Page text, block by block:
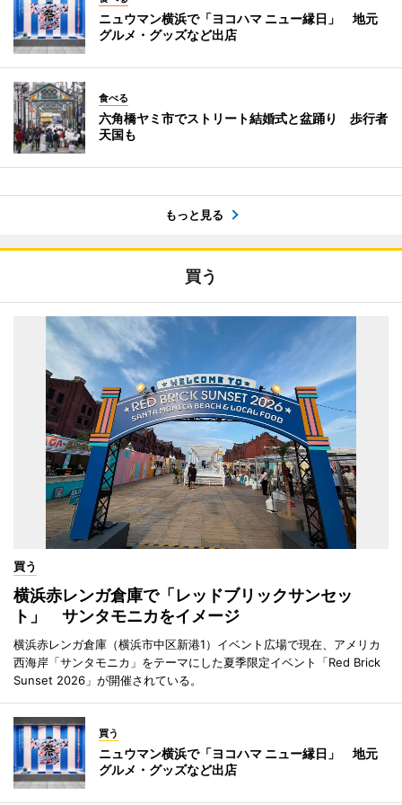
ニュウマン横浜で「ヨコハマ ニュー縁日」 地元
グルメ・グッズなど出店
食べる
六角橋ヤミ市でストリート結婚式と盆踊り 歩行者
天国も
もっと見る
買う
買う
横浜赤レンガ倉庫で「レッドブリックサンセッ
ト」 サンタモニカをイメージ
横浜赤レンガ倉庫（横浜市中区新港1）イベント広場で現在、アメリカ
西海岸「サンタモニカ」をテーマにした夏季限定イベント「Red Brick
Sunset 2026」が開催されている。
買う
ニュウマン横浜で「ヨコハマ ニュー縁日」 地元
グルメ・グッズなど出店